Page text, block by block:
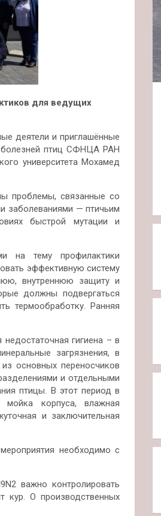
для ведущих
деятели и приглашённые
болезней птиц СФНЦА РАН
университета Мохамед
проблемы, связанные со
заболеваниями — птичьим
быстрой мутации и
на тему профилактики
эффективную систему
внутреннюю защиту и
должны подвергаться
термообработку. Ранняя
гигиена – в
загрязнения, в
основных переносчиков
и отдельными
птицы. В этот период в
мойка корпуса, влажная
и заключительная
необходимо с
важно контролировать
кур. О производственных